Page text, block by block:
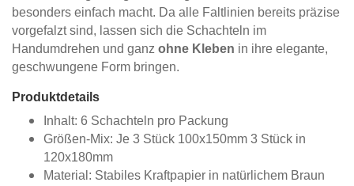
besonders einfach macht. Da alle Faltlinien bereits präzise
vorgefalzt sind, lassen sich die Schachteln im
Handumdrehen und ganz ohne Kleben in ihre elegante,
geschwungene Form bringen.
Produktdetails
Inhalt: 6 Schachteln pro Packung
Größen-Mix: Je 3 Stück 100x150mm 3 Stück in
120x180mm
Material: Stabiles Kraftpapier in natürlichem Braun